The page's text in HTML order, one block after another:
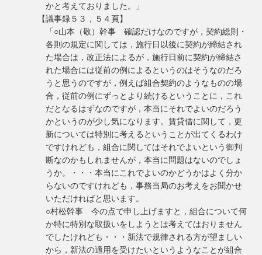
かと考えておりました。」
【議事録５３，５４頁】
「○山本（敬）幹事 確認だけなのですが，契約総則・
各則の規定に関しては，施行日以後に契約が締結され
た場合は，改正法によるが，施行日前に契約が締結さ
れた場合には従前の例によるというのはそうなのだろ
うと思うのですが，例えば組合契約のようなものの場
合，従前の例にずっとより続けるということに，これ
だとなるはずなのですが，本当にそれでよいのだろう
かというのが少し気になります。賃貸借に関して，更
新については特別に考えるということが出てくるわけ
ですけれども，組合に関してはそれでよいという御判
断なのかもしれませんが，本当に問題はないのでしょ
うか。・・・本当にこれでよいのかどうかはよく分か
らないのですけれども，事務当局のお考えをお聞かせ
いただければと思います。
○村松幹事 今の点で申し上げますと，組合について何
か特に特別な取扱いをしようとは考えてはおりません
でしたけれども・・・新法で規律される方が望ましい
から，新法の適用を受けたいというようなことが組合